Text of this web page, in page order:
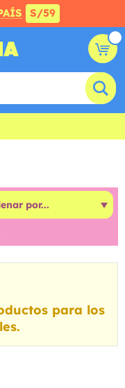
S/59
para los